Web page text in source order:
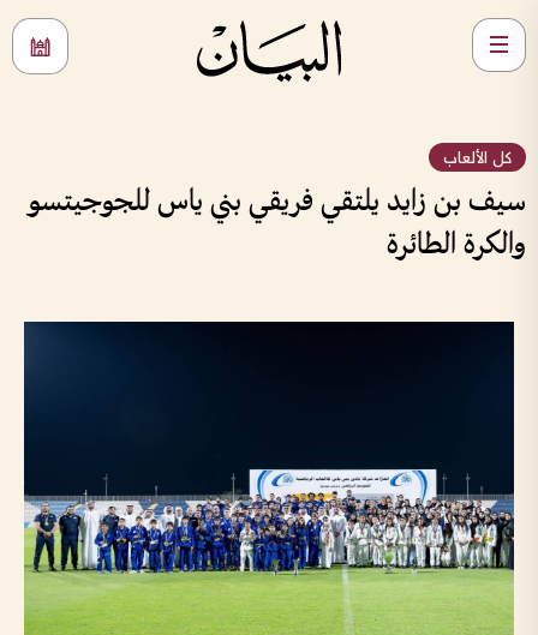
كل الألعاب
سيف بن زايد يلتقي فريقي بني ياس للجوجيتسو
والكرة الطائرة